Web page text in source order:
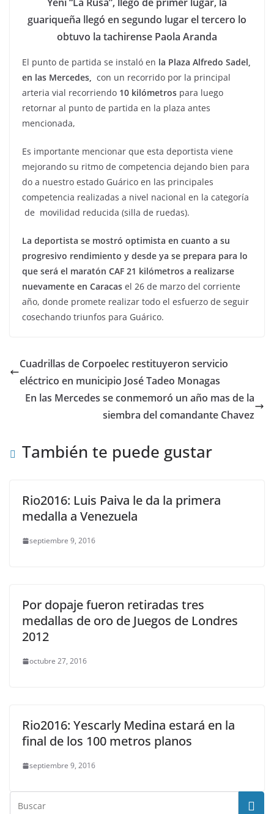
guariqueña llegó en segundo lugar el tercero lo
obtuvo la tachirense Paola Aranda
El punto de partida se instaló en la Plaza Alfredo Sadel,
en las Mercedes, con un recorrido por la principal
arteria vial recorriendo 10 kilómetros para luego
retornar al punto de partida en la plaza antes
mencionada,
Es importante mencionar que esta deportista viene
mejorando su ritmo de competencia dejando bien para
do a nuestro estado Guárico en las principales
competencia realizadas a nivel nacional en la categoría
de movilidad reducida (silla de ruedas).
La deportista se mostró optimista en cuanto a su
progresivo rendimiento y desde ya se prepara para lo
que será el maratón CAF 21 kilómetros a realizarse
nuevamente en Caracas el 26 de marzo del corriente
año, donde promete realizar todo el esfuerzo de seguir
cosechando triunfos para Guárico.
Cuadrillas de Corpoelec restituyeron servicio
eléctrico en municipio José Tadeo Monagas
En las Mercedes se conmemoró un año mas de la
siembra del comandante Chavez
También te puede gustar
Rio2016: Luis Paiva le da la primera
medalla a Venezuela
septiembre 9, 2016
Por dopaje fueron retiradas tres
medallas de oro de Juegos de Londres
2012
octubre 27, 2016
Rio2016: Yescarly Medina estará en la
final de los 100 metros planos
septiembre 9, 2016